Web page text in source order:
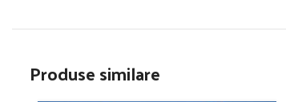
Produse similare